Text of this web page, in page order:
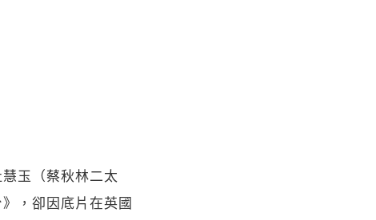
玉（蔡秋林二太
，卻因底片在英國